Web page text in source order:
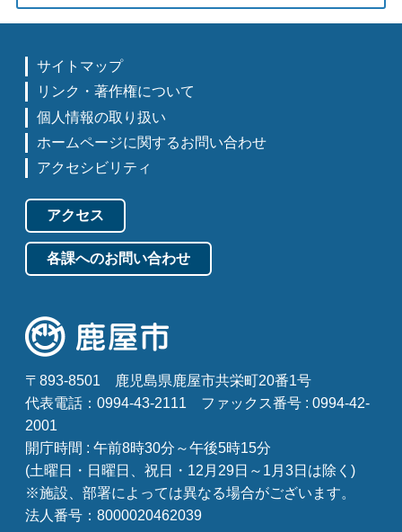
サイトマップ
リンク・著作権について
個人情報の取り扱い
ホームページに関するお問い合わせ
アクセシビリティ
アクセス
各課へのお問い合わせ
〒893-8501
鹿児島県鹿屋市共栄町20番1号
代表電話：0994-43-2111
ファックス番号 : 0994-42-
2001
開庁時間 : 午前8時30分～午後5時15分
(土曜日・日曜日、祝日・12月29日～1月3日は除く)
※施設、部署によっては異なる場合がございます。
法人番号：8000020462039